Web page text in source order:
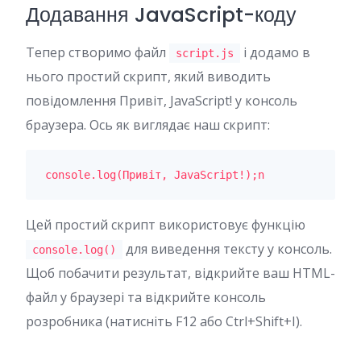
Додавання JavaScript-коду
Тепер створимо файл script.js
і додамо в
нього простий скрипт, який виводить
повідомлення Привіт, JavaScript! у консоль
браузера. Ось як виглядає наш скрипт:
console.log(Привіт, JavaScript!);n
Цей простий скрипт використовує функцію
console.log()
для виведення тексту у консоль.
Щоб побачити результат, відкрийте ваш HTML-
файл у браузері та відкрийте консоль
розробника (натисніть F12 або Ctrl+Shift+I).